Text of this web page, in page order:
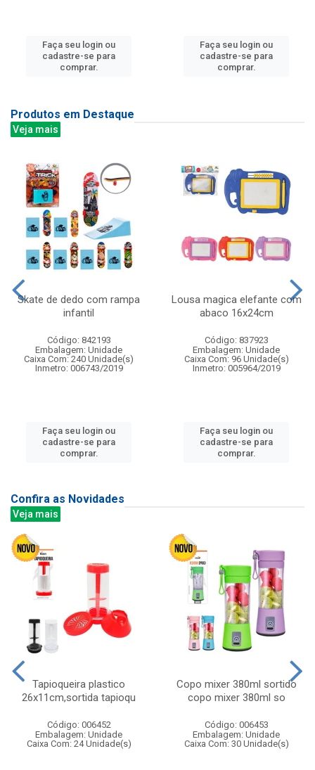
Faça seu login ou
cadastre-se para
comprar.
Faça seu login ou
cadastre-se para
comprar.
Produtos em Destaque
Veja mais
Skate de dedo com rampa
infantil
Código: 842193
Embalagem: Unidade
Caixa Com: 240 Unidade(s)
Inmetro: 006743/2019
Faça seu login ou
cadastre-se para
comprar.
Lousa magica elefante com
abaco 16x24cm
Código: 837923
Embalagem: Unidade
Caixa Com: 96 Unidade(s)
Inmetro: 005964/2019
Faça seu login ou
cadastre-se para
comprar.
Confira as Novidades
Veja mais
Tapioqueira plastico
26x11cm,sortida tapioqu
Código: 006452
Embalagem: Unidade
Caixa Com: 24 Unidade(s)
Copo mixer 380ml sortido
copo mixer 380ml so
Código: 006453
Embalagem: Unidade
Caixa Com: 30 Unidade(s)